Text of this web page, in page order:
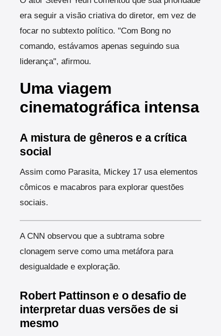
era seguir a visão criativa do diretor, em vez de
focar no subtexto político. "Com Bong no
comando, estávamos apenas seguindo sua
liderança", afirmou.
Uma viagem
cinematográfica intensa
A mistura de gêneros e a crítica
social
Assim como Parasita, Mickey 17 usa elementos
cômicos e macabros para explorar questões
sociais.
A CNN observou que a subtrama sobre
clonagem serve como uma metáfora para
desigualdade e exploração.
Robert Pattinson e o desafio de
interpretar duas versões de si
mesmo